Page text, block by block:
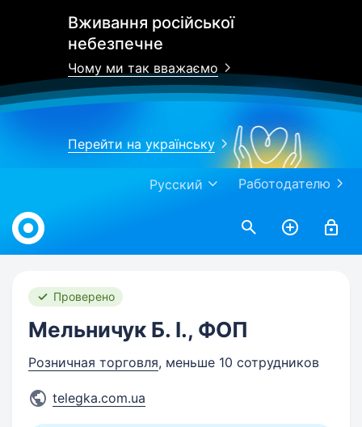
Вживання російської
небезпечне
Чому ми так вважаємо
Перейти на українську
Работодателю
Русский
Work.ua
Проверено
Мельничук Б. І., ФОП
Розничная торговля, меньше 10 сотрудников
telegka.com.ua